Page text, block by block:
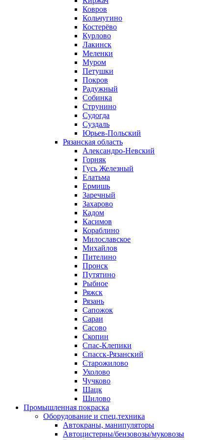
Ковров
Кольчугино
Костерёво
Курлово
Лакинск
Меленки
Муром
Петушки
Покров
Радужный
Собинка
Струнино
Судогда
Суздаль
Юрьев-Польский
Рязанская область
Александро-Невский
Горняк
Гусь Железный
Елатьма
Ермишь
Заречный
Захарово
Кадом
Касимов
Кораблино
Милославское
Михайлов
Пителино
Пронск
Путятино
Рыбное
Ряжск
Рязань
Сапожок
Сараи
Сасово
Скопин
Спас-Клепики
Спасск-Рязанский
Старожилово
Ухолово
Чучково
Шацк
Шилово
Промышленная покраска
Оборудование и спец.техника
Автокраны, манипуляторы
Автоцистерны/бензовозы/муковозы